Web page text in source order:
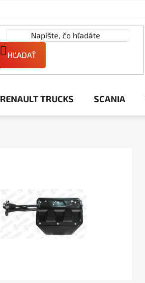
HĽADAŤ
RENAULT TRUCKS SCANIA